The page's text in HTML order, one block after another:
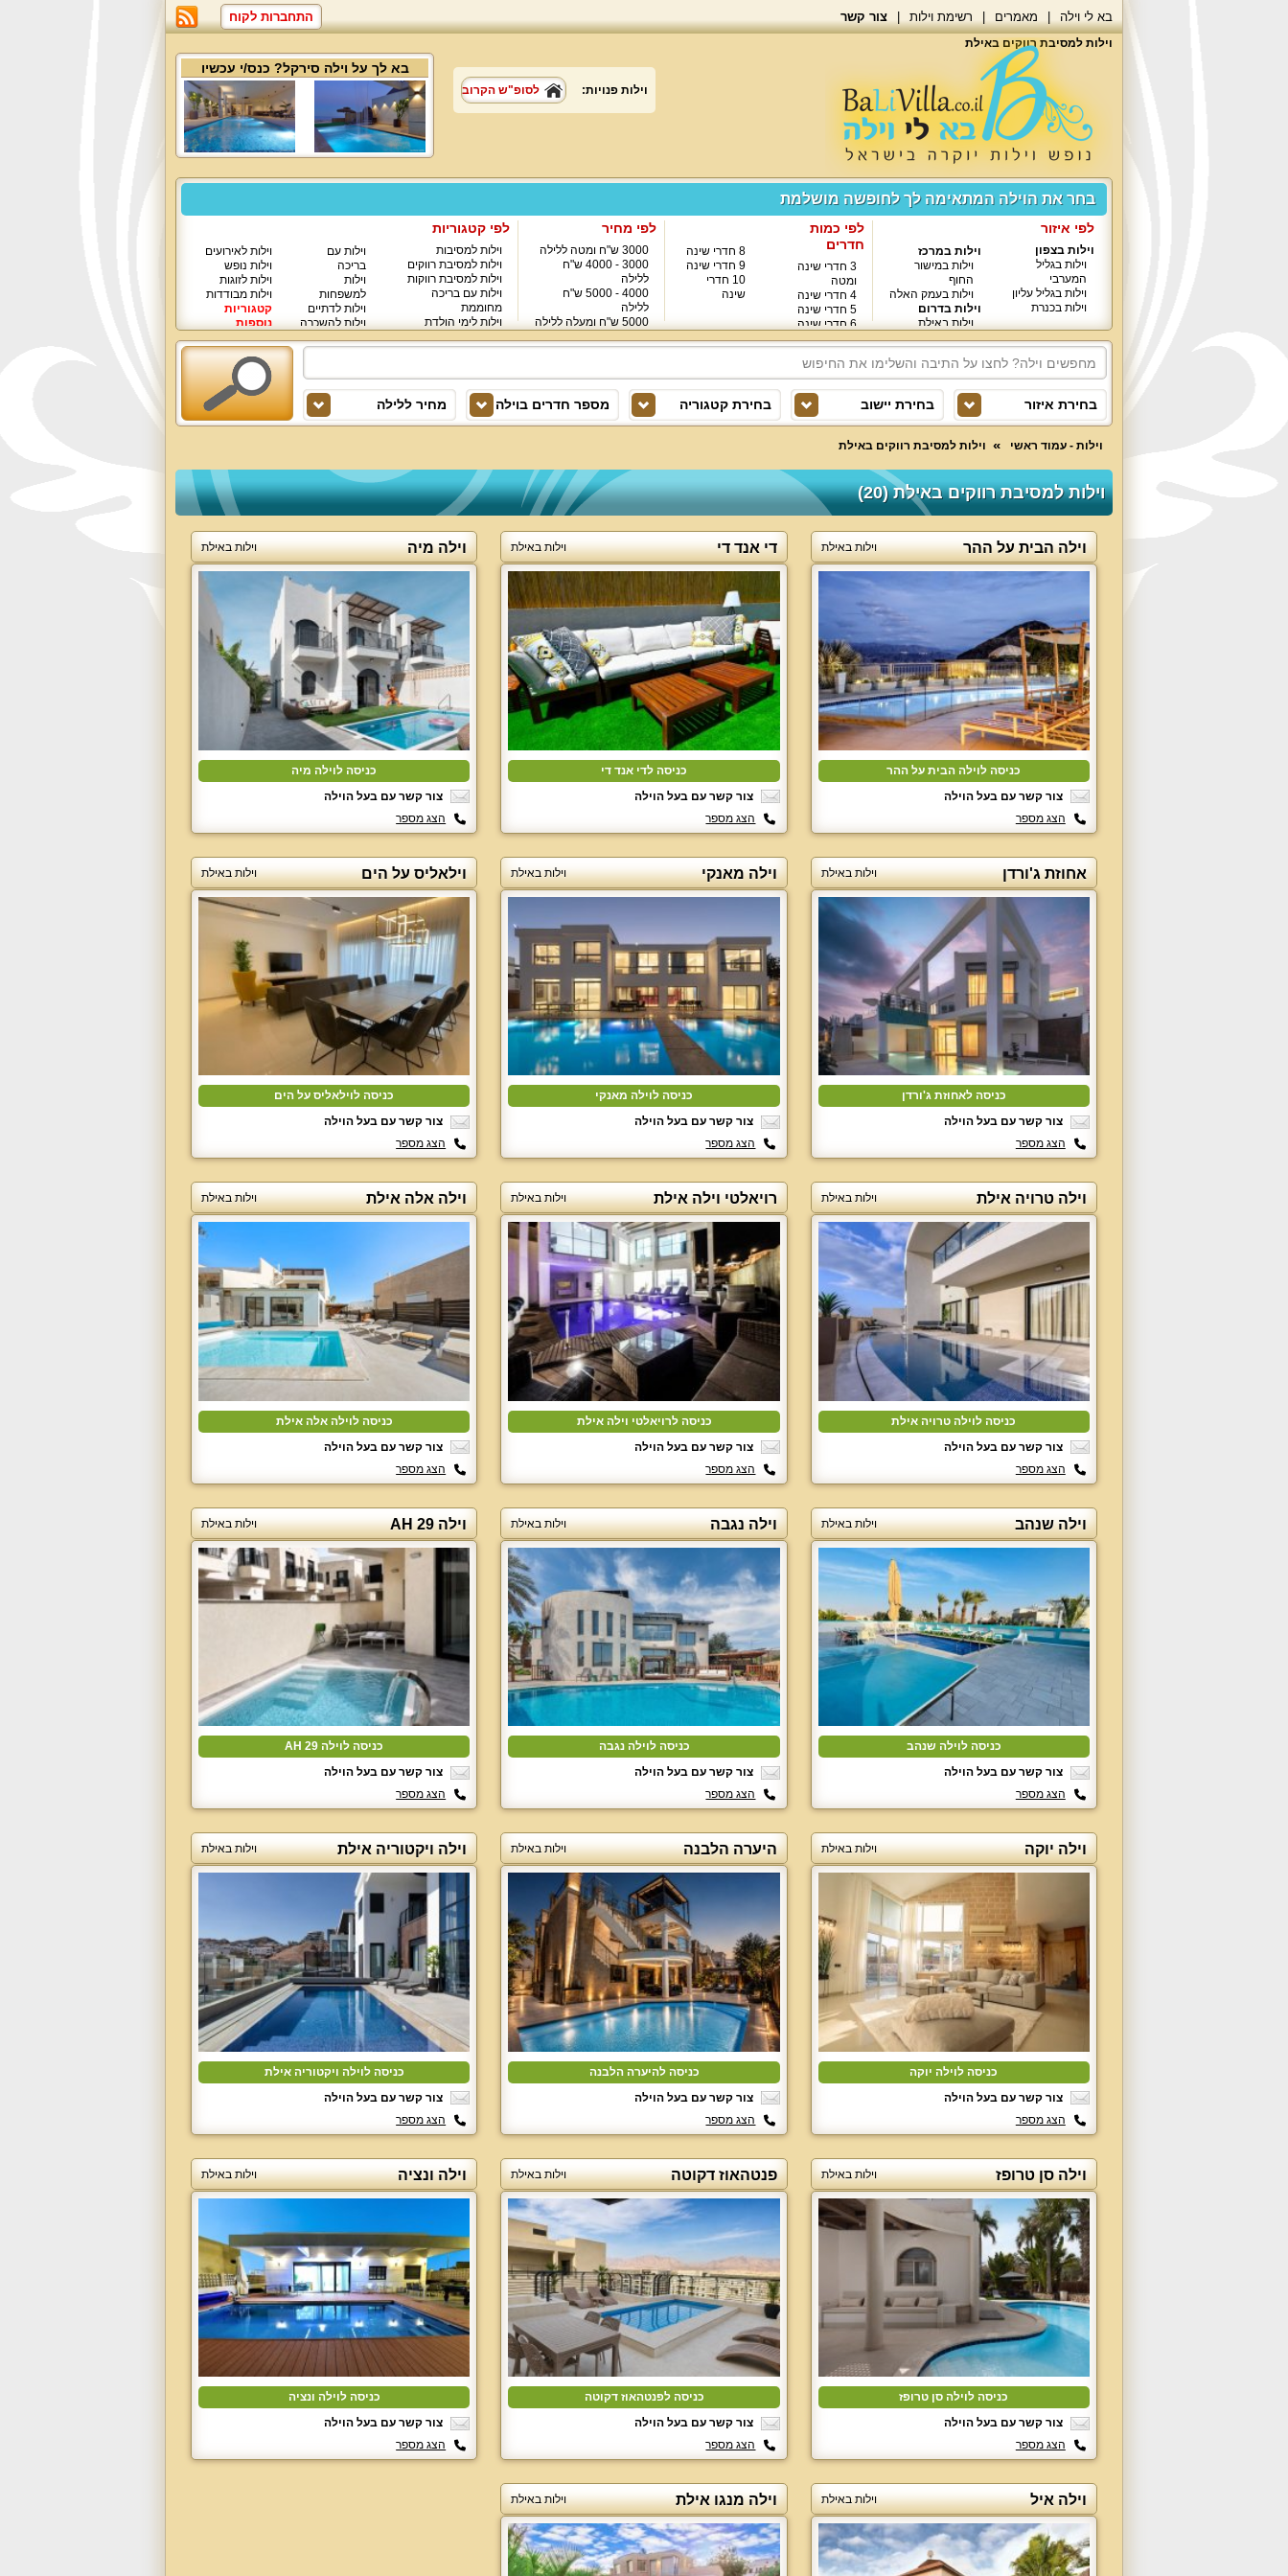
התחברות לקוח בא לי וילה מאמרים רשימת וילות צור קשר
וילות למסיבת רווקים באילת
בא לך על וילה סירקל? כנס/י עכשיו
וילות פנויות: לסופ"ש הקרוב
בחר את הוילה המתאימה לך לחופשה מושלמת
לפי איזור
וילות בצפון
וילות בגליל
המערבי
וילות בגליל עליון
וילות בכנרת
וילות במרכז
וילות במישור
החוף
וילות בעמק האלה
וילות בדרום
וילות באילת
לפי כמות
חדרים
3 חדרי שינה
ומטה
4 חדרי שינה
5 חדרי שינה
6 חדרי שינה
7 חדרי שינה
8 חדרי שינה
9 חדרי שינה
10 חדרי
שינה
לפי מחיר
3000 ש"ח ומטה ללילה
3000 - 4000 ש"ח
ללילה
4000 - 5000 ש"ח
ללילה
5000 ש"ח ומעלה ללילה
לפי קטגוריות
וילות למסיבות
וילות למסיבת רווקים
וילות למסיבת רווקות
וילות עם בריכה
מחוממת
וילות לימי הולדת
וילות עם
בריכה
וילות
למשפחות
וילות לדתיים
וילות להשכרה
וילות יוקרתיות
וילות לאירועים
וילות נופש
וילות לזוגות
וילות מבודדות
קטגוריות
נוספות
בחירת איזור בחירת יישוב בחירת קטגוריה מספר חדרים בוילה מחיר ללילה
וילות - עמוד ראשי וילות למסיבת רווקים באילת
וילות למסיבת רווקים באילת (20)
וילה הבית על ההר וילות באילת
כניסה לוילה הבית על ההר
צור קשר עם בעל הוילה
הצג מספר
די אנד די וילות באילת
כניסה לדי אנד די
צור קשר עם בעל הוילה
הצג מספר
וילה מיה וילות באילת
כניסה לוילה מיה
צור קשר עם בעל הוילה
הצג מספר
אחוזת ג'ורדן וילות באילת
כניסה לאחוזת ג'ורדן
צור קשר עם בעל הוילה
הצג מספר
וילה מאנקי וילות באילת
כניסה לוילה מאנקי
צור קשר עם בעל הוילה
הצג מספר
וילאליס על הים וילות באילת
כניסה לוילאליס על הים
צור קשר עם בעל הוילה
הצג מספר
וילה טרויה אילת וילות באילת
כניסה לוילה טרויה אילת
צור קשר עם בעל הוילה
הצג מספר
רויאלטי וילה אילת וילות באילת
כניסה לרויאלטי וילה אילת
צור קשר עם בעל הוילה
הצג מספר
וילה אלה אילת וילות באילת
כניסה לוילה אלה אילת
צור קשר עם בעל הוילה
הצג מספר
וילה שנהב וילות באילת
כניסה לוילה שנהב
צור קשר עם בעל הוילה
הצג מספר
וילה נגבה וילות באילת
כניסה לוילה נגבה
צור קשר עם בעל הוילה
הצג מספר
וילה 29 AH וילות באילת
כניסה לוילה 29 AH
צור קשר עם בעל הוילה
הצג מספר
וילה יוקה וילות באילת
כניסה לוילה יוקה
צור קשר עם בעל הוילה
הצג מספר
היערה הלבנה וילות באילת
כניסה להיערה הלבנה
צור קשר עם בעל הוילה
הצג מספר
וילה ויקטוריה אילת וילות באילת
כניסה לוילה ויקטוריה אילת
צור קשר עם בעל הוילה
הצג מספר
וילה סן טרופז וילות באילת
כניסה לוילה סן טרופז
צור קשר עם בעל הוילה
הצג מספר
פנטהאוז דקוטה וילות באילת
כניסה לפנטהאוז דקוטה
צור קשר עם בעל הוילה
הצג מספר
וילה ונציה וילות באילת
כניסה לוילה ונציה
צור קשר עם בעל הוילה
הצג מספר
וילה איל וילות באילת וילה מנגו אילת וילות באילת